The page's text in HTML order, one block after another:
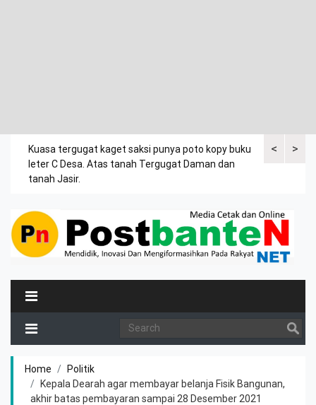
<
Kuasa tergugat kaget saksi punya poto kopy buku
leter C Desa. Atas tanah Tergugat Daman dan
tanah Jasir.
Dalam>
Home
Politik
Kepala Dearah agar membayar belanja Fisik Bangunan,
akhir batas pembayaran sampai 28 Desember 2021